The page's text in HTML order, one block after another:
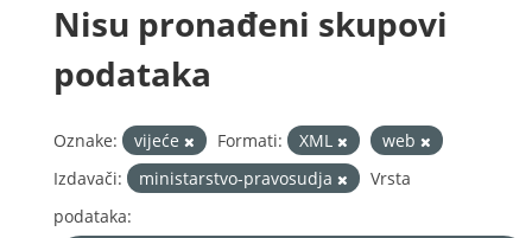
Nisu pronađeni skupovi
podataka
Oznake: vijeće Formati: XML
web
Izdavači:
ministarstvo-pravosudja
Vrsta
podataka: